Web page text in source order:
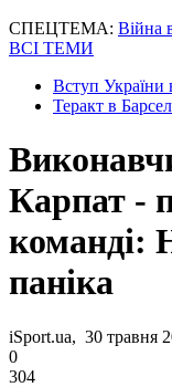
СПЕЦТЕМА: Війна
ВСІ ТЕМИ
Вступ України
Теракт в
Карпат -
команді:
паніка
iSport.ua, 30 травня
0
304